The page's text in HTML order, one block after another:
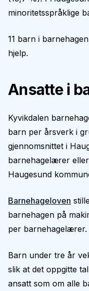
minoritetsspråklige
11 barn i
hjelp.
Ansatte i
Kyvikdalen
barn per årsverk i
gjennomsnittet i
barnehagelærer
Haugesund
Barnehageloven
barnehagen på
per barnehagelærer.
Barn under tre år
slik at det oppgitte
ansatt som om alle